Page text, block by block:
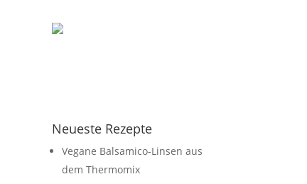
Neueste Rezepte
Vegane Balsamico-Linsen aus
dem Thermomix